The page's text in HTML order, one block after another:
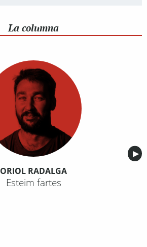
La columna
▶︎
ORIOL RADALGA
Esteim fartes